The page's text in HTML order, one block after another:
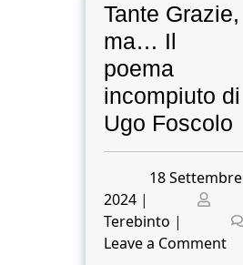
Tante Grazie,
ma… Il
poema
incompiuto di
Ugo Foscolo
Posted
18 Settembre
2024|
Posted
Terebinto |
Leave a Commenton